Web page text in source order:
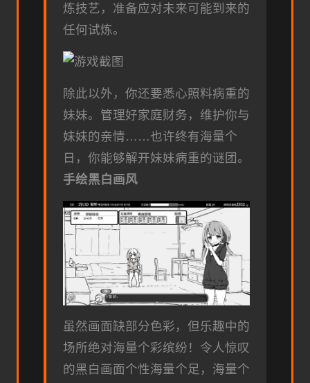
炼技艺，准备应对未来可能到来的
任何试炼。
除此以外，你还要悉心照料病重的
妹妹。管理好家庭财务，维护你与
妹妹的亲情……也许终有海量个
日，你能够解开妹妹病重的谜团。
手绘黑白画风
虽然画面缺部分色彩，但乐趣中的
场所绝对海量个彩缤纷！令人惊叹
的黑白画面个性海量个足，海量个